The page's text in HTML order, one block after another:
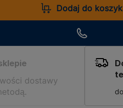
Dodaj do
dostawy